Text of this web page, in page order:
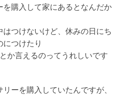
購入して家にあるとなんだか
つけないけど、休みの日にち
につけたり
か言えるのってうれしいです
ーを購入していたんですが、